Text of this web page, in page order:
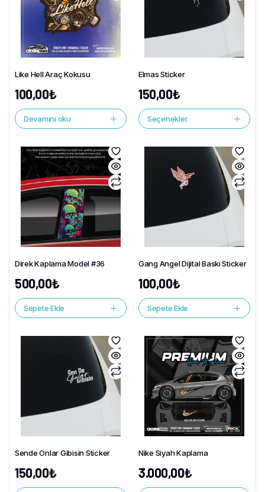
Like Hell Araç Kokusu
100,00₺
Devamını oku
Elmas Sticker
150,00₺
Seçenekler
Direk Kaplama Model #36
500,00₺
Sepete Ekle
Gang Angel Dijital Baskı Sticker
100,00₺
Sepete Ekle
Sende Onlar Gibisin Sticker
150,00₺
Nike Siyah Kaplama
3.000,00₺